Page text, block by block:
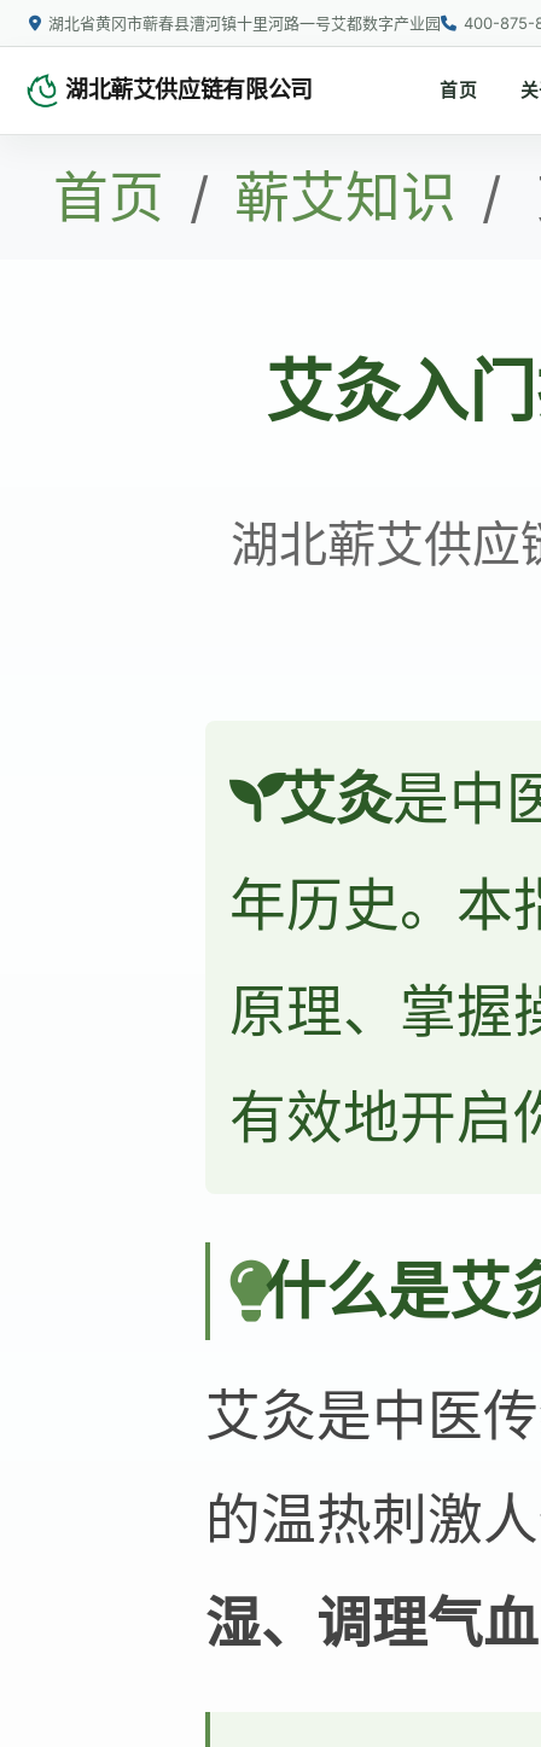
湖北省黄冈市蕲春县漕河镇十里河路一号艾都数字产业园 400-875-
湖北蕲艾供应链有限公司 首页
首页 / 蕲艾知识 /
艾灸入
湖北蕲艾供应
艾灸是中
年历史。本
原理、掌握
有效地开启
什么是艾
艾灸是中医
的温热刺激
湿、调理气血